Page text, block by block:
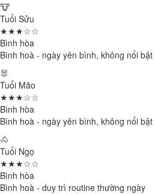
🐮
Tuổi Sửu
★★★☆☆
Bình hòa
Bình hoà - ngày yên bình, không nổi bật
🐰
Tuổi Mão
★★★☆☆
Bình hòa
Bình hoà - ngày yên bình, không nổi bật
🐴
Tuổi Ngọ
★★★☆☆
Bình hòa
Bình hoà - duy trì routine thường ngày